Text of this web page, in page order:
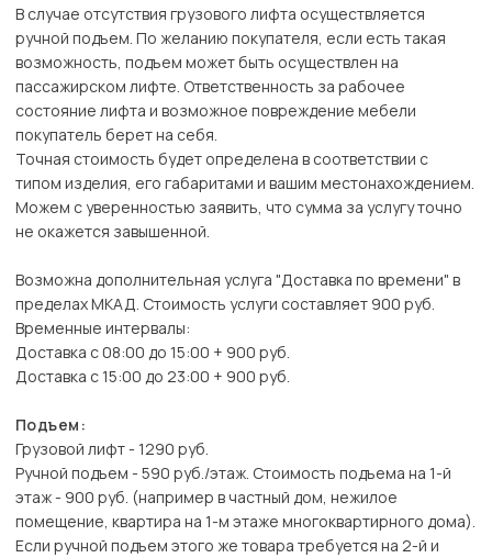
В случае отсутствия грузового лифта осуществляется
ручной подъем. По желанию покупателя, если есть такая
возможность, подъем может быть осуществлен на
пассажирском лифте. Ответственность за рабочее
состояние лифта и возможное повреждение мебели
покупатель берет на себя.
Точная стоимость будет определена в соответствии с
типом изделия, его габаритами и вашим местонахождением.
Можем с уверенностью заявить, что сумма за услугу точно
не окажется завышенной.
Возможна дополнительная услуга "Доставка по времени" в
пределах МКАД. Стоимость услуги составляет 900 руб.
Временные интервалы:
Доставка с 08:00 до 15:00 + 900 руб.
Доставка с 15:00 до 23:00 + 900 руб.
Подъем:
Грузовой лифт - 1290 руб.
Ручной подъем - 590 руб./этаж. Стоимость подъема на 1-й
этаж - 900 руб. (например в частный дом, нежилое
помещение, квартира на 1-м этаже многоквартирного дома).
Если ручной подъем этого же товара требуется на 2-й и